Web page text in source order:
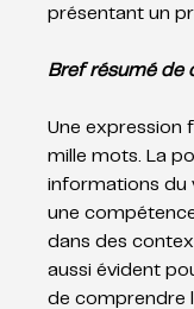
présentant un
Bref résumé de
Une expression
mille mots. La
informations du
une
dans des
aussi évident
de comprendre